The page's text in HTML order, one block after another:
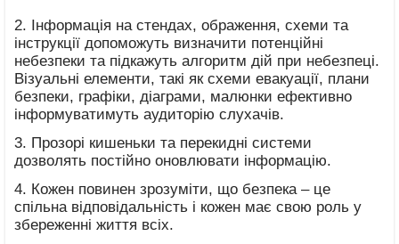
2. Інформація на стендах, ображення, схеми та
інструкції допоможуть визначити потенційні
небезпеки та підкажуть алгоритм дій при небезпеці.
Візуальні елементи, такі як схеми евакуації, плани
безпеки, графіки, діаграми, малюнки ефективно
інформуватимуть аудиторію слухачів.
3. Прозорі кишеньки та перекидні системи
дозволять постійно оновлювати інформацію.
4. Кожен повинен зрозуміти, що безпека – це
спільна відповідальність і кожен має свою роль у
збереженні життя всіх.